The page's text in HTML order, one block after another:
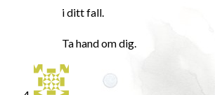
i ditt fall.
Ta hand om dig.